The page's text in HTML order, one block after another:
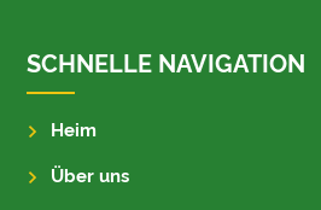
SCHNELLE NAVIGATION
Heim
Über uns